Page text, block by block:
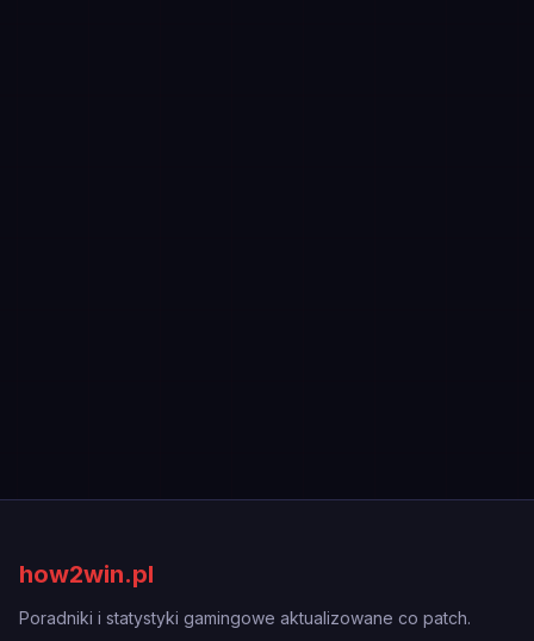
how2win.pl
Poradniki i statystyki gamingowe aktualizowane co patch.